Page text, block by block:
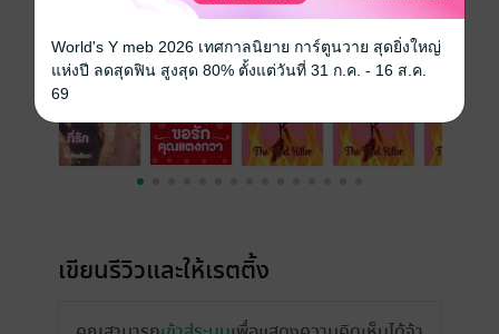
เรื่องที่คุณน่าจะสนใจ
เขียนรีวิวและให้เรตติ้ง
World's Y meb 2026 เทศกาลนิยาย การ์ตูนวาย สุดยิ่งใหญ่
แห่งปี ลดสุดฟิน สูงสุด 80% ตั้งแต่วันที่ 31 ก.ค. - 16 ส.ค.
69